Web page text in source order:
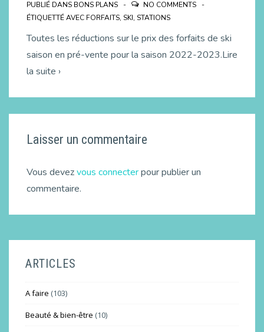
PUBLIÉ DANS BONS PLANS
NO COMMENTS
ÉTIQUETTÉ AVEC FORFAITS, SKI, STATIONS
Toutes les réductions sur le prix des forfaits de ski
saison en pré-vente pour la saison 2022-2023.Lire
la suite ›
Laisser un commentaire
Vous devezvous connecterpour publier un
commentaire.
ARTICLES
A faire (103)
Beauté & bien-être (10)